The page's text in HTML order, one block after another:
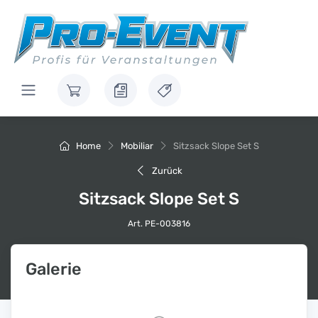
Home Mobiliar Sitzsack Slope Set S
Zurück
Sitzsack Slope Set S
Art. PE-003816
Galerie